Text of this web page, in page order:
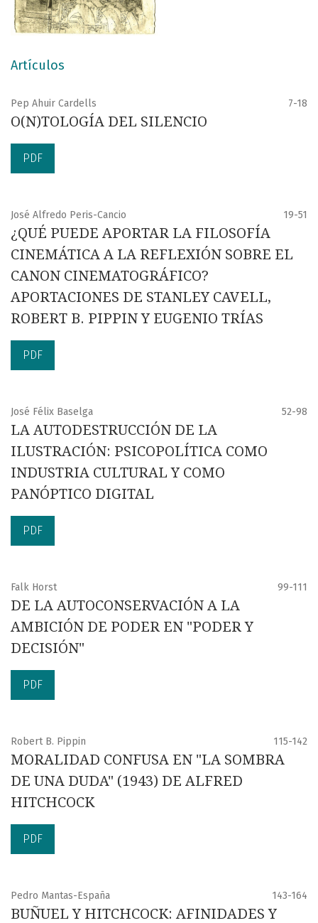
Artículos
Pep Ahuir Cardells 7-18
O(N)TOLOGÍA DEL SILENCIO
PDF
José Alfredo Peris-Cancio 19-51
¿QUÉ PUEDE APORTAR LA FILOSOFÍA
CINEMÁTICA A LA REFLEXIÓN SOBRE EL
CANON CINEMATOGRÁFICO?
APORTACIONES DE STANLEY CAVELL,
ROBERT B. PIPPIN Y EUGENIO TRÍAS
PDF
José Félix Baselga 52-98
LA AUTODESTRUCCIÓN DE LA
ILUSTRACIÓN: PSICOPOLÍTICA COMO
INDUSTRIA CULTURAL Y COMO
PANÓPTICO DIGITAL
PDF
Falk Horst 99-111
DE LA AUTOCONSERVACIÓN A LA
AMBICIÓN DE PODER EN "PODER Y
DECISIÓN"
PDF
Robert B. Pippin 115-142
MORALIDAD CONFUSA EN "LA SOMBRA
DE UNA DUDA" (1943) DE ALFRED
HITCHCOCK
PDF
Pedro Mantas-España 143-164
BUÑUEL Y HITCHCOCK: AFINIDADES Y